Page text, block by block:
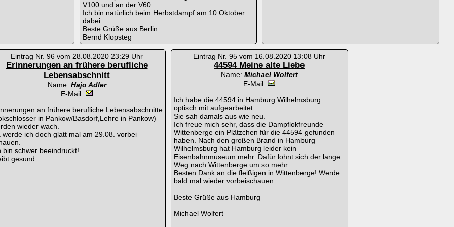
V100 und an der V60.
Ich bin natürlich beim Herbstdampf am 10.Oktober
dabei.
Beste Grüße aus Berlin
Bernd Klopsteg
Eintrag Nr. 96 vom 28.08.2020 23:29 Uhr
Erinnerungen an frühere berufliche
Lebensabschnitt
Name: Hajo Adler
E-Mail:
an frühere berufliche Lebensabschnitte
in Pankow/Basdorf,Lehre in Pankow)
wieder wach.
werde ich doch glatt mal am 29.08. vorbei
bin schwer beeindruckt!
gesund
Eintrag Nr. 95 vom 16.08.2020 13:08 Uhr
44594 Meine alte Liebe
Name: Michael Wolfert
E-Mail:
Ich habe die 44594 in Hamburg Wilhelmsburg
optisch mit aufgearbeitet.
Sie sah damals aus wie neu.
Ich freue mich sehr, dass die Dampflokfreunde
Wittenberge ein Plätzchen für die 44594 gefunden
haben. Nach den großen Brand in Hamburg
Wilhelmsburg hat Hamburg leider kein
Eisenbahnmuseum mehr. Dafür lohnt sich der lange
Weg nach Wittenberge um so mehr.
Besten Dank an die fleißigen in Wittenberge! Werde
bald mal wieder vorbeischauen.
Beste Grüße aus Hamburg
Michael Wolfert